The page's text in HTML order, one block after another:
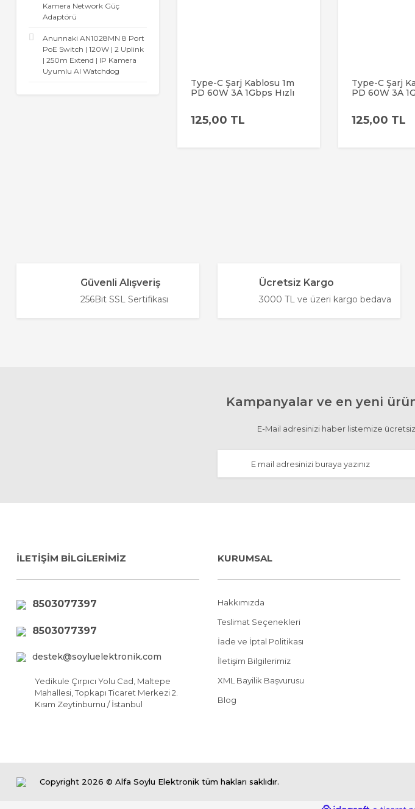
Kamera Network Güç
Adaptörü
Anunnaki AN1028MN 8 Port
PoE Switch | 120W | 2 Uplink
| 250m Extend | IP Kamera
Uyumlu AI Watchdog
Type-C Şarj Kablosu 1m
PD 60W 3A 1Gbps Hızlı
Kablo
125,00 TL
Type-C Şarj
PD 60W 3A
Kablo
125,00 TL
Güvenli Alışveriş
256Bit SSL Sertifikası
Ücretsiz Kargo
3000 TL ve üzeri kargo bedava
Kampanyalar ve en yeni
E-Mail adresinizi haber listemize
İLETİŞİM BİLGİLERİMİZ
8503077397
8503077397
destek@soyluelektronik.com
Yedikule Çırpıcı Yolu Cad, Maltepe
Mahallesi, Topkapı Ticaret Merkezi 2.
Kısım Zeytinburnu / İstanbul
KURUMSAL
Hakkımızda
Teslimat Seçenekleri
İade ve İptal Politikası
İletişim Bilgilerimiz
XML Bayilik Başvurusu
Blog
Copyright 2026 © Alfa Soylu Elektronik tüm hakları saklıdır.